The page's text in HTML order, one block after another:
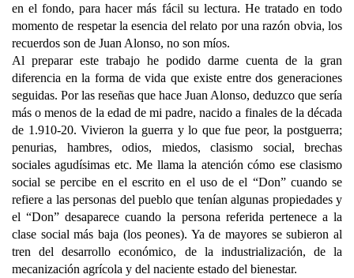
en el fondo, para hacer más fácil su lectura. He tratado en todo
momento de respetar la esencia del relato por una razón obvia, los
recuerdos son de Juan Alonso, no son míos.
Al preparar este trabajo he podido darme cuenta de la gran
diferencia en la forma de vida que existe entre dos generaciones
seguidas. Por las reseñas que hace Juan Alonso, deduzco que sería
más o menos de la edad de mi padre, nacido a finales de la década
de 1.910-20. Vivieron la guerra y lo que fue peor, la postguerra;
penurias, hambres, odios, miedos, clasismo social, brechas
sociales agudísimas etc. Me llama la atención cómo ese clasismo
social se percibe en el escrito en el uso de el “Don” cuando se
refiere a las personas del pueblo que tenían algunas propiedades y
el “Don” desaparece cuando la persona referida pertenece a la
clase social más baja (los peones). Ya de mayores se subieron al
tren del desarrollo económico, de la industrialización, de la
mecanización agrícola y del naciente estado del bienestar.